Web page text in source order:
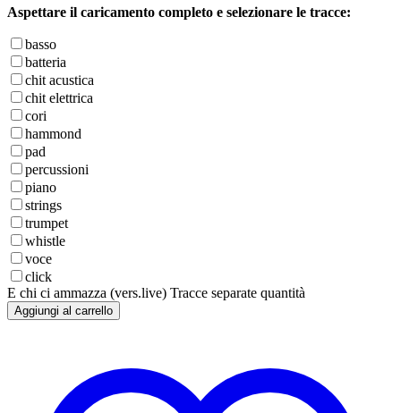
Aspettare il caricamento completo e selezionare le tracce:
basso
batteria
chit acustica
chit elettrica
cori
hammond
pad
percussioni
piano
strings
trumpet
whistle
voce
click
E chi ci ammazza (vers.live) Tracce separate quantità
Aggiungi al carrello